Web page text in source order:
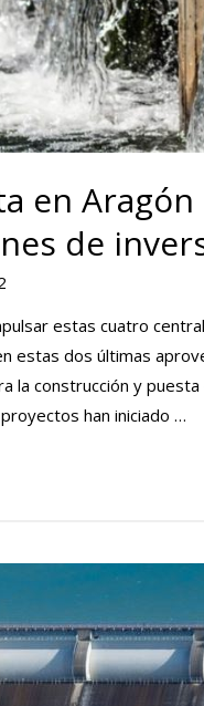
en
de
estas cuatro
estas dos últimas
la construcción y
han iniciado …